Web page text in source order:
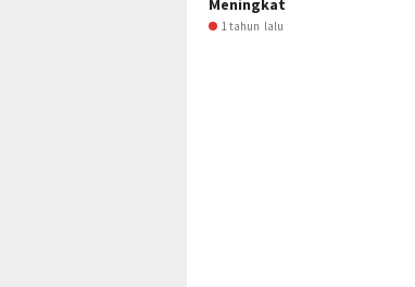
Meningkat
1 tahun lalu